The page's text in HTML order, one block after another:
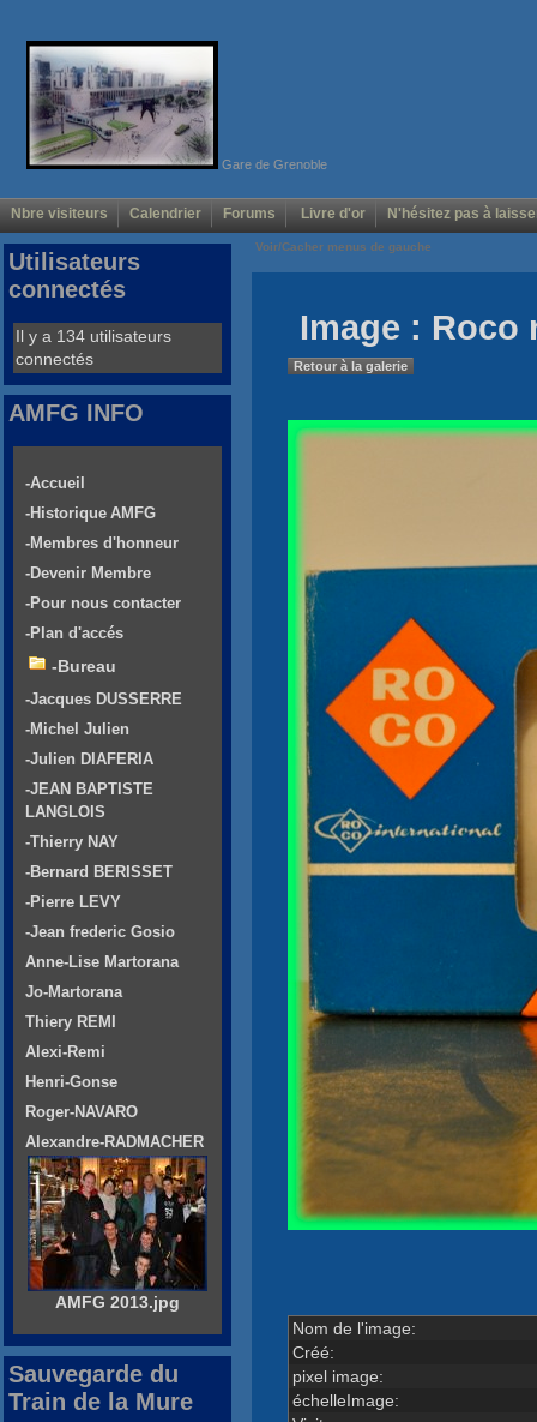
Gare de Grenoble
Nbre visiteurs Calendrier Forums Livre d'or N'hésitez pas à
Voir/Cacher menus de gauche
Image : Roco
Retour à la galerie
Nom de l'image:
Créé:
pixel image:
échelleImage:
Utilisateurs
connectés
Il y a 134 utilisateurs
connectés
AMFG INFO
-Accueil
-Historique AMFG
-Membres d'honneur
-Devenir Membre
-Pour nous contacter
-Plan d'accés
-Bureau
-Jacques DUSSERRE
-Michel Julien
-Julien DIAFERIA
-JEAN BAPTISTE
LANGLOIS
-Thierry NAY
-Bernard BERISSET
-Pierre LEVY
-Jean frederic Gosio
Anne-Lise Martorana
Jo-Martorana
Thiery REMI
Alexi-Remi
Henri-Gonse
Roger-NAVARO
Alexandre-RADMACHER
AMFG 2013.jpg
Sauvegarde du
Train de la Mure